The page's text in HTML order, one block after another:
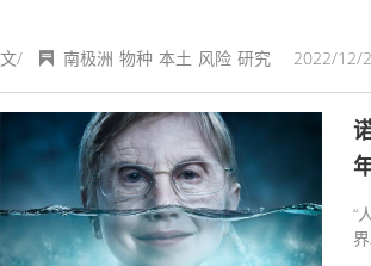
文/ 2022/12/
南极洲 物种 本土 风险 研究
“
界